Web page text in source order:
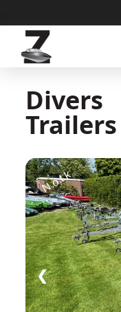
Divers
Trailers
N.o.t.k
❮